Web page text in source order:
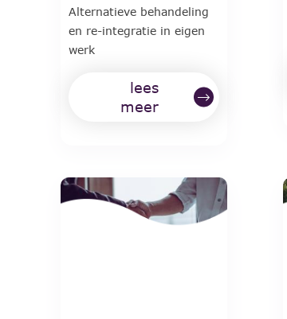
Alternatieve behandeling
en re-integratie in eigen
werk
lees
meer